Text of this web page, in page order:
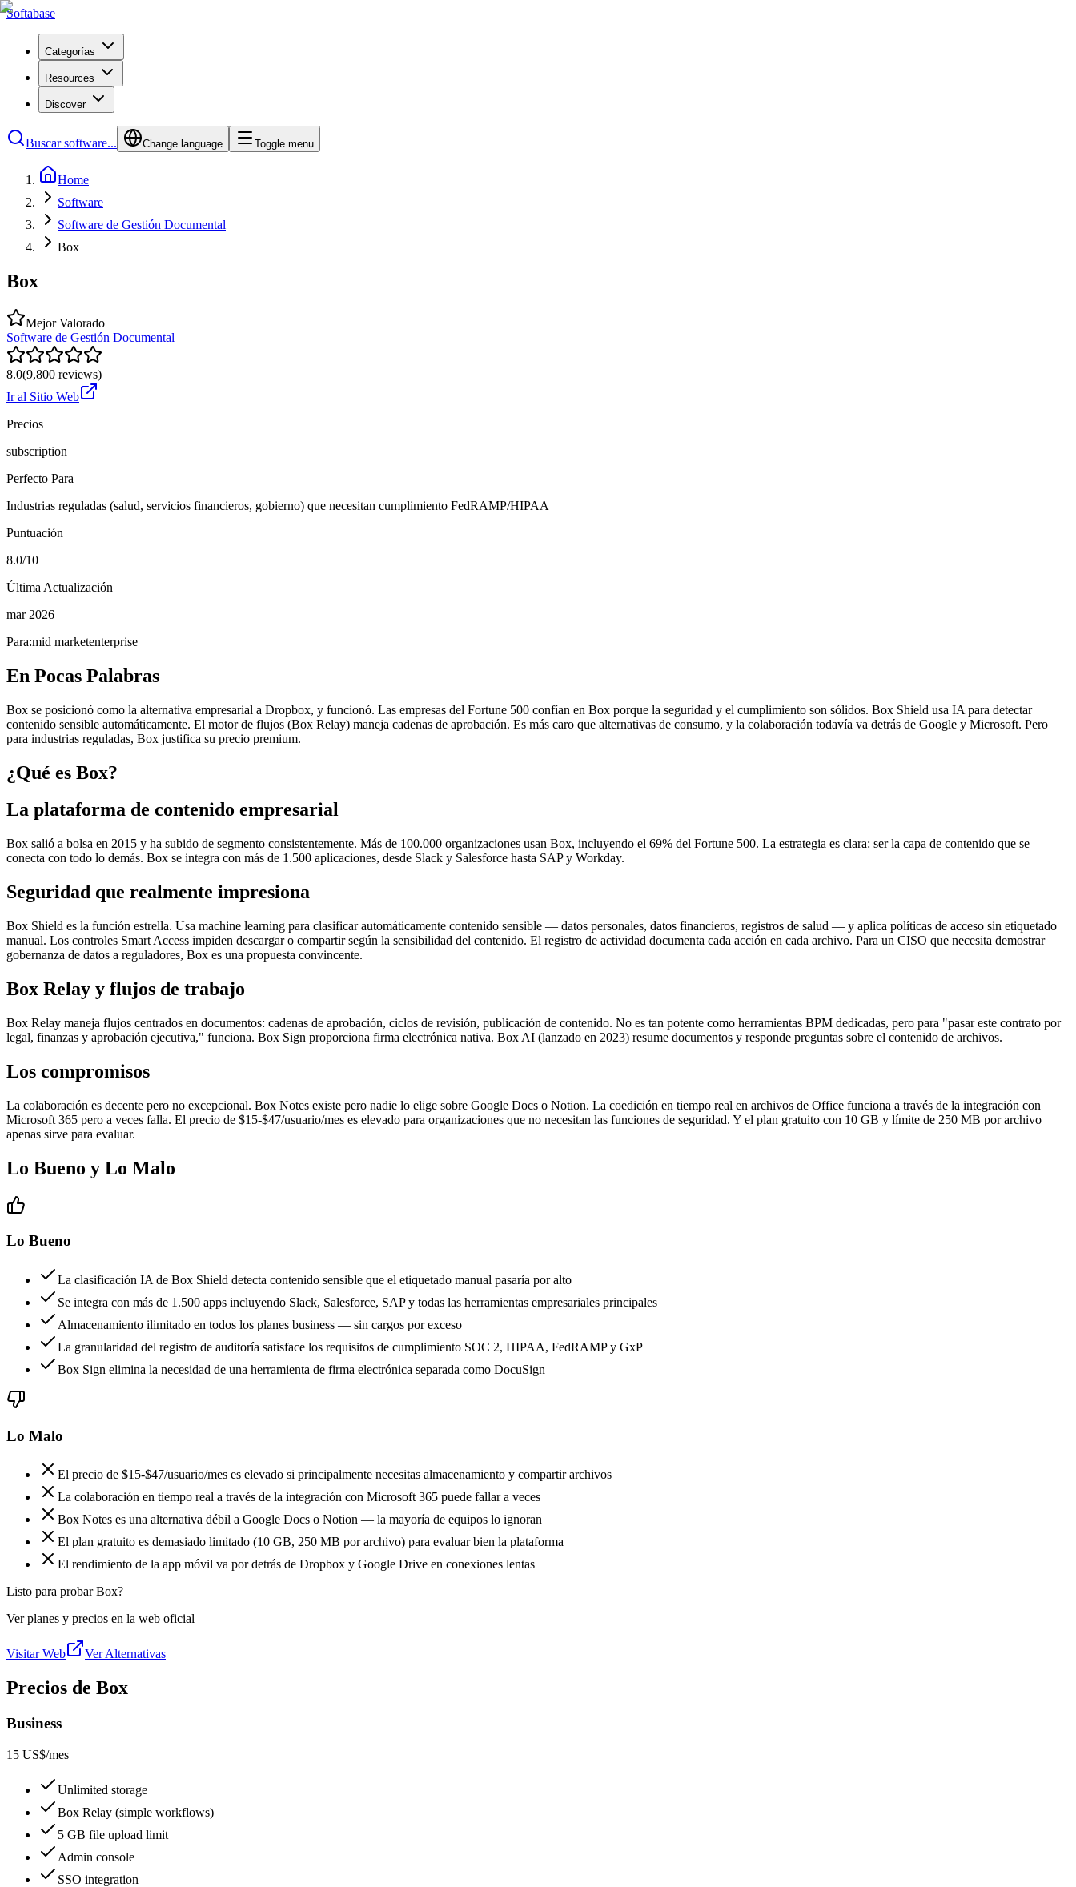
Softabase
Categorías
Resources
Discover
Buscar software... Change language Toggle menu
Home
Software
Software de Gestión Documental
Box
Box
Mejor Valorado
Software de Gestión Documental
8.0(9,800 reviews)
Ir al Sitio Web
Precios
subscription
Perfecto Para
Industrias reguladas (salud, servicios financieros, gobierno) que necesitan cumplimiento FedRAMP/HIPAA
Puntuación
8.0/10
Última Actualización
mar 2026
Para:mid marketenterprise
En Pocas Palabras
Box se posicionó como la alternativa empresarial a Dropbox, y funcionó. Las empresas del Fortune 500 confían en Box porque la seguridad y el cumplimiento son sólidos. Box Shield usa IA para detectar
contenido sensible automáticamente. El motor de flujos (Box Relay) maneja cadenas de aprobación. Es más caro que alternativas de consumo, y la colaboración todavía va detrás de Google y Microsoft. Pero
para industrias reguladas, Box justifica su precio premium.
¿Qué es Box?
La plataforma de contenido empresarial
Box salió a bolsa en 2015 y ha subido de segmento consistentemente. Más de 100.000 organizaciones usan Box, incluyendo el 69% del Fortune 500. La estrategia es clara: ser la capa de contenido que se
conecta con todo lo demás. Box se integra con más de 1.500 aplicaciones, desde Slack y Salesforce hasta SAP y Workday.
Seguridad que realmente impresiona
Box Shield es la función estrella. Usa machine learning para clasificar automáticamente contenido sensible — datos personales, datos financieros, registros de salud — y aplica políticas de acceso sin etiquetado
manual. Los controles Smart Access impiden descargar o compartir según la sensibilidad del contenido. El registro de actividad documenta cada acción en cada archivo. Para un CISO que necesita demostrar
gobernanza de datos a reguladores, Box es una propuesta convincente.
Box Relay y flujos de trabajo
Box Relay maneja flujos centrados en documentos: cadenas de aprobación, ciclos de revisión, publicación de contenido. No es tan potente como herramientas BPM dedicadas, pero para "pasar este contrato por
legal, finanzas y aprobación ejecutiva," funciona. Box Sign proporciona firma electrónica nativa. Box AI (lanzado en 2023) resume documentos y responde preguntas sobre el contenido de archivos.
Los compromisos
La colaboración es decente pero no excepcional. Box Notes existe pero nadie lo elige sobre Google Docs o Notion. La coedición en tiempo real en archivos de Office funciona a través de la integración con
Microsoft 365 pero a veces falla. El precio de $15-$47/usuario/mes es elevado para organizaciones que no necesitan las funciones de seguridad. Y el plan gratuito con 10 GB y límite de 250 MB por archivo
apenas sirve para evaluar.
Lo Bueno y Lo Malo
Lo Bueno
La clasificación IA de Box Shield detecta contenido sensible que el etiquetado manual pasaría por alto
Se integra con más de 1.500 apps incluyendo Slack, Salesforce, SAP y todas las herramientas empresariales principales
Almacenamiento ilimitado en todos los planes business — sin cargos por exceso
La granularidad del registro de auditoría satisface los requisitos de cumplimiento SOC 2, HIPAA, FedRAMP y GxP
Box Sign elimina la necesidad de una herramienta de firma electrónica separada como DocuSign
Lo Malo
El precio de $15-$47/usuario/mes es elevado si principalmente necesitas almacenamiento y compartir archivos
La colaboración en tiempo real a través de la integración con Microsoft 365 puede fallar a veces
Box Notes es una alternativa débil a Google Docs o Notion — la mayoría de equipos lo ignoran
El plan gratuito es demasiado limitado (10 GB, 250 MB por archivo) para evaluar bien la plataforma
El rendimiento de la app móvil va por detrás de Dropbox y Google Drive en conexiones lentas
Listo para probar Box?
Ver planes y precios en la web oficial
Visitar Web Ver Alternativas
Precios de Box
Business
15 US$/mes
Unlimited storage
Box Relay (simple workflows)
5 GB file upload limit
Admin console
SSO integration